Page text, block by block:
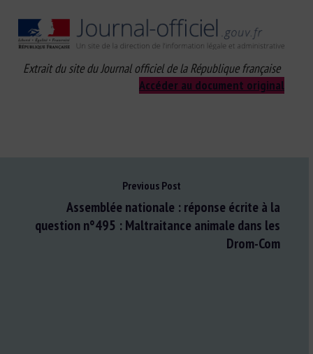
Extrait du site du Journal officiel de la République française
Accéder au document original
Previous Post
Assemblée nationale : réponse écrite à la
question n°495 : Maltraitance animale dans les
Drom-Com